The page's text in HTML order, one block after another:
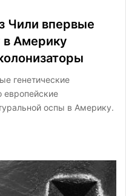
Чили впервые
в Америку
генетические
европейские
оспы в Америку.